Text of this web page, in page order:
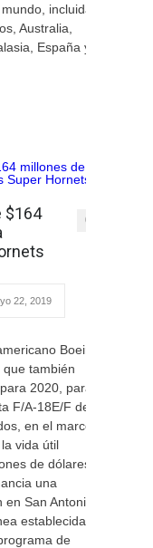
incluida
Australia,
España y
$164
0
22, 2019
Boeing
también
2020, para
F/A-18E/F de
en el marco
vida útil
de dólares
una
San Antonio,
establecida el
de